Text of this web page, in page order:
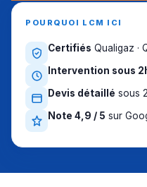
POURQUOI LCM ICI
Certifiés Qualigaz ·
Intervention sous
Devis détaillé sous
Note 4,9 / 5 sur